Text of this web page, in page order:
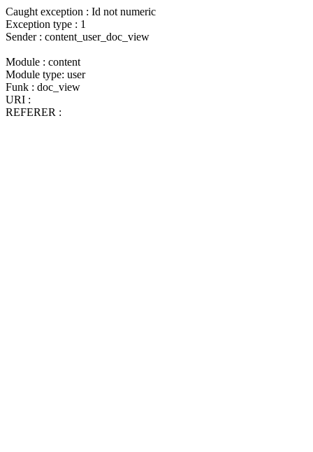
Caught exception : Id not numeric
Exception type : 1
Sender : content_user_doc_view
Module : content
Module type: user
Funk : doc_view
URI :
REFERER :